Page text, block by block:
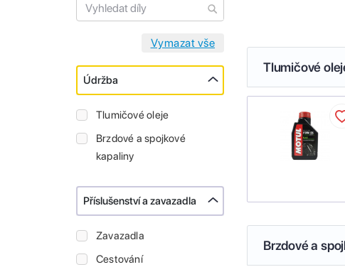
Údržba
Tlumičové oleje
Brzdové a spojkové
kapaliny
Příslušenství a zavazadla
Zavazadla
Cestování
Tlumičové
Brzdové a